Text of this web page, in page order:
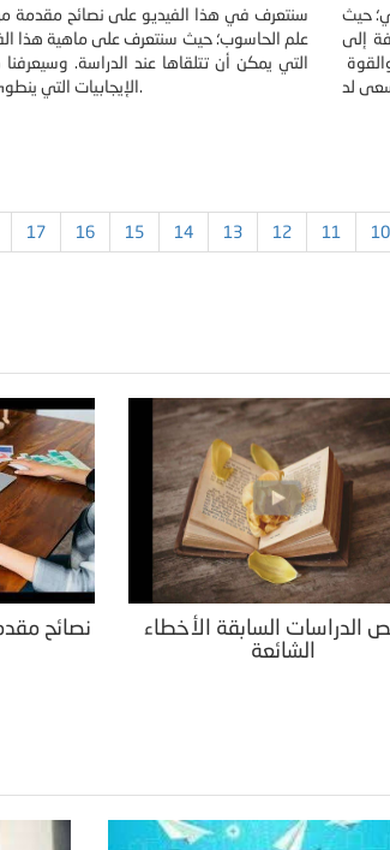
حيث
إلى
سنتعرف في هذا الفيديو على نصائح
علم الحاسوب؛ حيث سنتعرف على ماهية هذا
التي يمكن أن تتلقاها عند الدراسة.
الإيجابيات التي ينطوي عليها هذا الفرع.
10
11
12
13
14
15
16
17
الدراسات السابقة الأخطاء
الشائعة
نصائح